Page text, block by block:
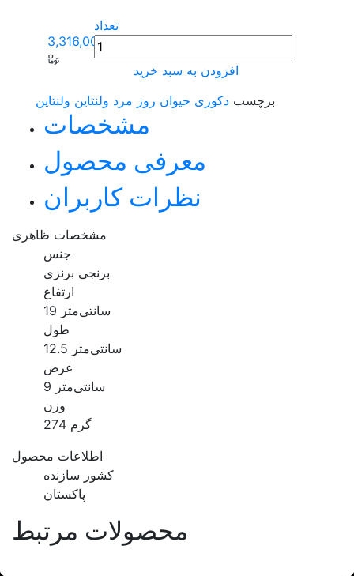
3,316,000
تعداد
افزودن به سبد خرید
برچسب دکوری حیوان روز مرد ولنتاین ولنتاین
مشخصات
معرفی محصول
نظرات کاربران
مشخصات ظاهری
جنس
برنجی برنزی
ارتفاع
19 سانتی‌متر
طول
12.5 سانتی‌متر
عرض
9 سانتی‌متر
وزن
274 گرم
اطلاعات محصول
کشور سازنده
پاکستان
محصولات مرتبط